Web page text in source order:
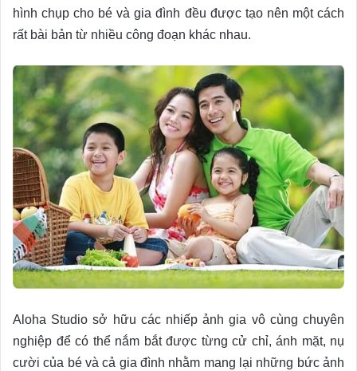
hình chụp cho bé và gia đình đều được tạo nên một cách
rất bài bản từ nhiều công đoạn khác nhau.
Aloha Studio sở hữu các nhiếp ảnh gia vô cùng chuyên
nghiệp để có thể nắm bắt được từng cử chỉ, ánh mặt, nụ
cười của bé và cả gia đình nhằm mang lại những bức ảnh